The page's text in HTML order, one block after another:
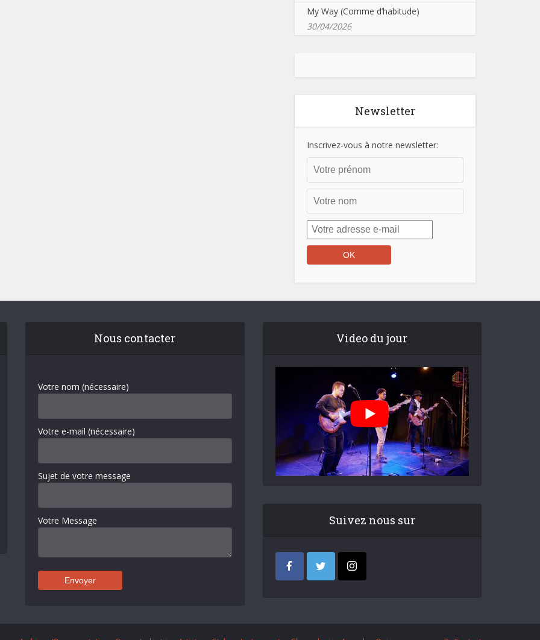
My Way (Comme d’habitude)
30/04/2026
Newsletter
Inscrivez-vous à notre newsletter:
Nous contacter
Votre nom (nécessaire)
Votre e-mail (nécessaire)
Sujet de votre message
Votre Message
Video du jour
Suivez nous sur